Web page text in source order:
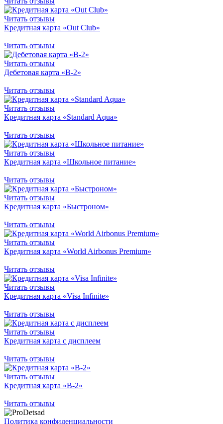
Читать отзывы
Кредитная карта «Out Club»
Читать отзывы
Читать отзывы
Дебетовая карта «B-2»
Читать отзывы
Читать отзывы
Кредитная карта «Standard Aqua»
Читать отзывы
Читать отзывы
Кредитная карта «Школьное питание»
Читать отзывы
Читать отзывы
Кредитная карта «Быстроном»
Читать отзывы
Читать отзывы
Кредитная карта «World Airbonus Premium»
Читать отзывы
Читать отзывы
Кредитная карта «Visa Infinite»
Читать отзывы
Читать отзывы
Кредитная карта с дисплеем
Читать отзывы
Читать отзывы
Кредитная карта «B-2»
Читать отзывы
Политика конфиденциальности